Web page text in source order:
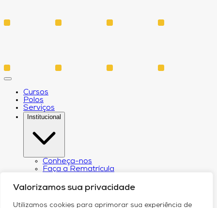
Valorizamos sua privacidade
Utilizamos cookies para aprimorar sua experiência de
Cursos
Polos
Serviços
Institucional
Conheça-nos
Faça a Rematrícula
Estatuto e Regimento
Regulamento Extraordinário Aproveitamento
Resoluções e Portarias